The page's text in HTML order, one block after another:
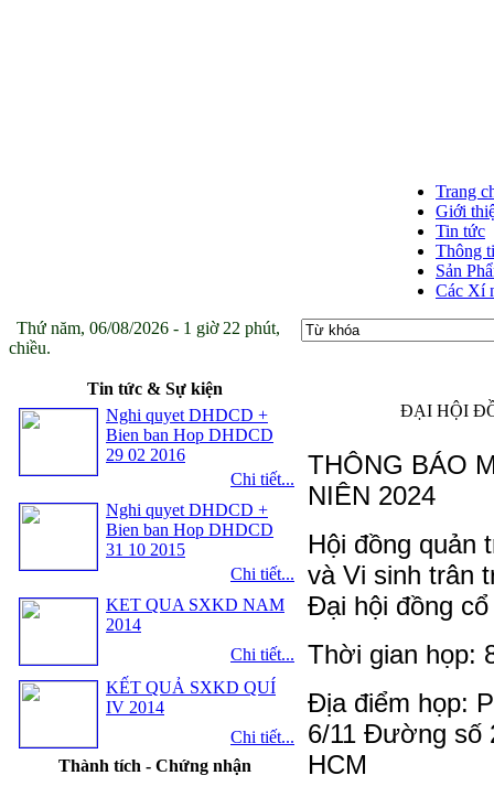
Trang
Giới
Tin tức
Thông
Sản
Các Xí
Thứ năm, 06/08/2026 - 1 giờ 22 phút,
chiều.
Tin tức & Sự kiện
Nghi quyet DHDCD +
Bien ban Hop DHDCD
29 02 2016
Chi tiết...
Nghi quyet DHDCD +
Bien ban Hop DHDCD
31 10 2015
Chi tiết...
KET QUA SXKD NAM
2014
Chi tiết...
KẾT QUẢ SXKD QUÍ
IV 2014
Chi tiết...
Thành tích - Chứng nhận
ĐẠI HỘI
THÔNG BÁO
NIÊN 2024
Hội đồng quản
và Vi sinh trân
Đại hội đồng
Thời gian họp:
Địa điểm họp:
6/11 Đường số
HCM